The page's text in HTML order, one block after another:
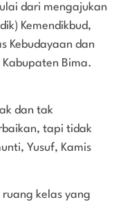
dari mengajukan
Kemendikbud,
Kebudayaan dan
Bima.
dan tak
tapi tidak
Yusuf, Kamis
kelas yang